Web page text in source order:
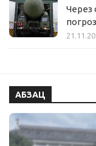
Через
АБЗАЦ